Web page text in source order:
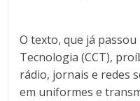
O texto, que já passou
Tecnologia (CCT),
rádio, jornais e redes
em uniformes e